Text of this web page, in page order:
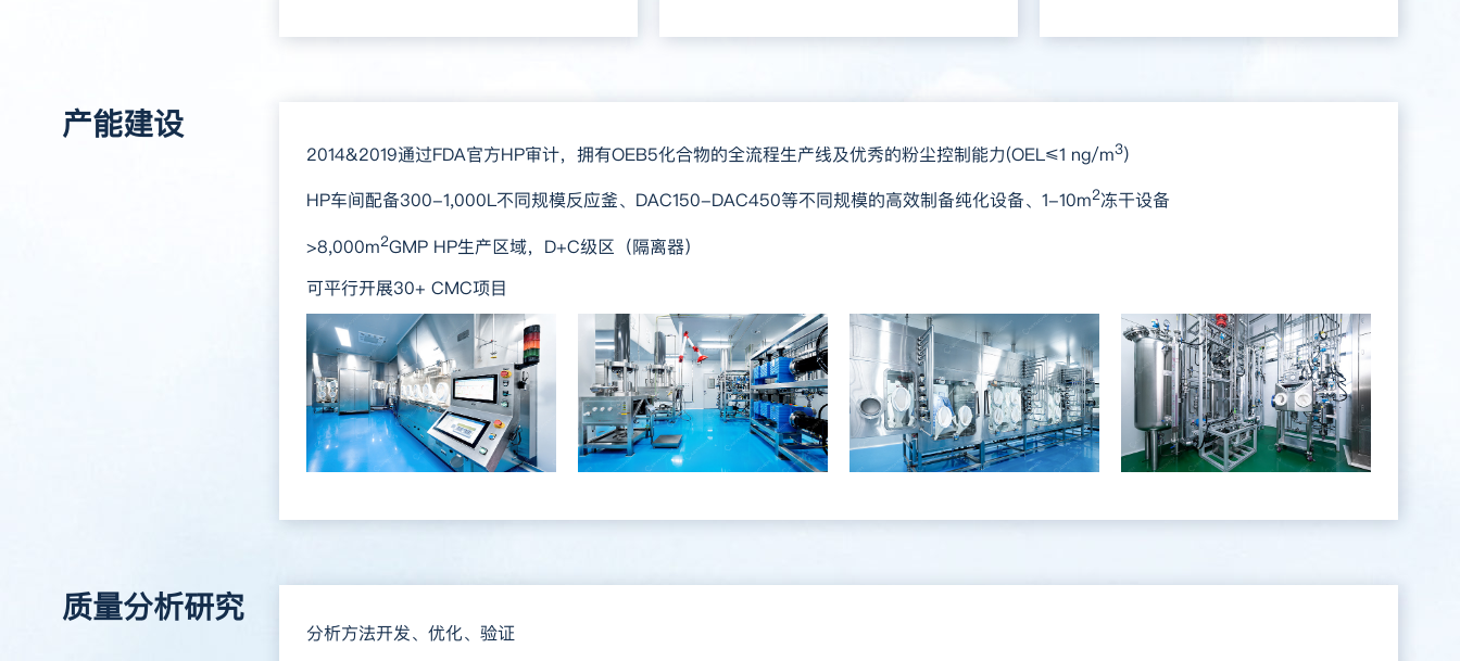
其它
产能建设
2014&2019通过FDA官方HP审计，拥有OEB5化合物的全流程生产线及优秀的粉尘控制能力(OEL≤1 ng/m3)
HP车间配备300-1,000L不同规模反应釜、DAC150-DAC450等不同规模的高效制备纯化设备、1-10m2冻干设备
>8,000m2GMP HP生产区域，D+C级区（隔离器）
可平行开展30+ CMC项目
质量分析研究
分析方法开发、优化、验证